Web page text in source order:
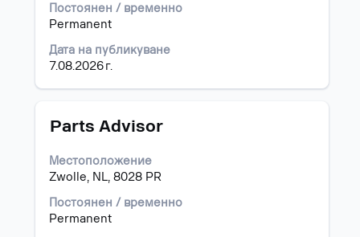
Постоянен / временно
Permanent
Дата на публикуване
7.08.2026 г.
за
да
пълното
съдържание
на
за
задание.
Позиция
Parts Advisor
Местоположение
Zwolle, NL, 8028 PR
Постоянен / временно
Permanent
Изберете
бутона
за
интервал,
за
да